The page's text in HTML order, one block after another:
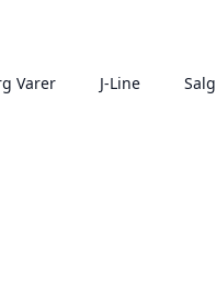
Varer J-Line Salg